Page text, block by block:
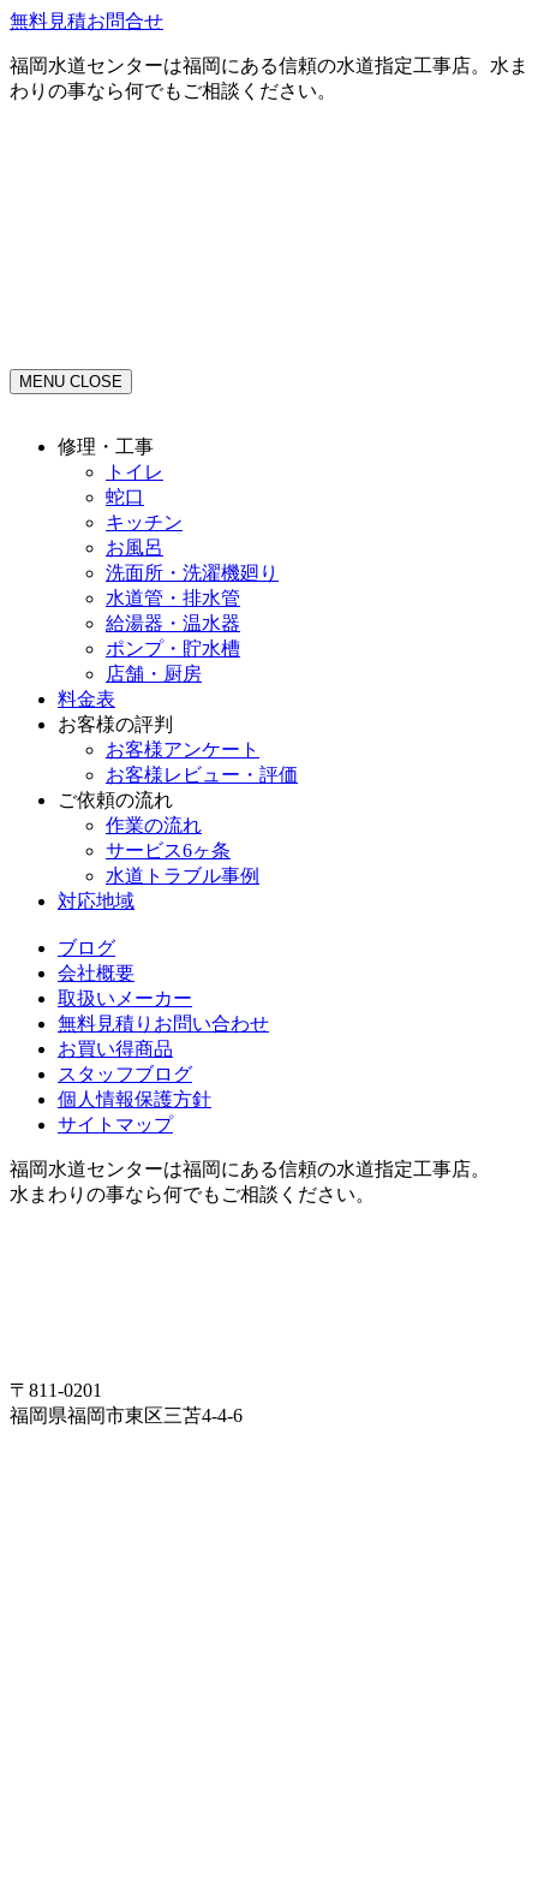
無料見積お問合せ
福岡水道センターは福岡にある信頼の水道指定工事店。水ま
わりの事なら何でもご相談ください。
MENU CLOSE
修理・工事
トイレ
蛇口
キッチン
お風呂
洗面所・洗濯機廻り
水道管・排水管
給湯器・温水器
ポンプ・貯水槽
店舗・厨房
料金表
お客様の評判
お客様アンケート
お客様レビュー・評価
ご依頼の流れ
作業の流れ
サービス6ヶ条
水道トラブル事例
対応地域
ブログ
会社概要
取扱いメーカー
無料見積りお問い合わせ
お買い得商品
スタッフブログ
個人情報保護方針
サイトマップ
福岡水道センターは福岡にある信頼の水道指定工事店。
水まわりの事なら何でもご相談ください。
〒811-0201
福岡県福岡市東区三苫4-4-6